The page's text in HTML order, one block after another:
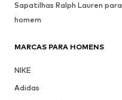
Sapatilhas Ralph Lauren para
homem
MARCAS PARA HOMENS
NIKE
Adidas